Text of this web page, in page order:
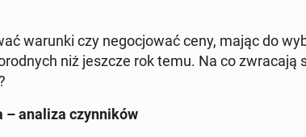
warunki czy ne­go­cjo­wać ceny, mając do
niż jeszcze rok temu. Na co zwra­ca­ją
– analiza czyn­ni­ków